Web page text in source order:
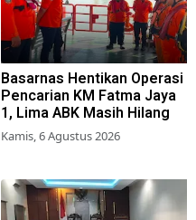
Basarnas Hentikan Operasi
Pencarian KM Fatma Jaya
1, Lima ABK Masih Hilang
Kamis, 6 Agustus 2026